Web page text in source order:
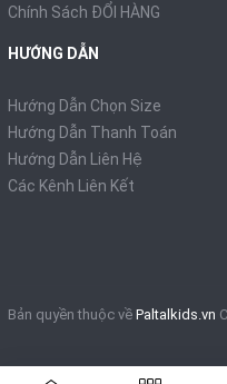
Chính Sách ĐỔI HÀNG
HƯỚNG DẪN
Hướng Dẫn Chọn Size
Hướng Dẫn Thanh Toán
Hướng Dẫn Liên Hệ
Các Kênh Liên Kết
Bản quyền thuộc về Paltalkids.vn